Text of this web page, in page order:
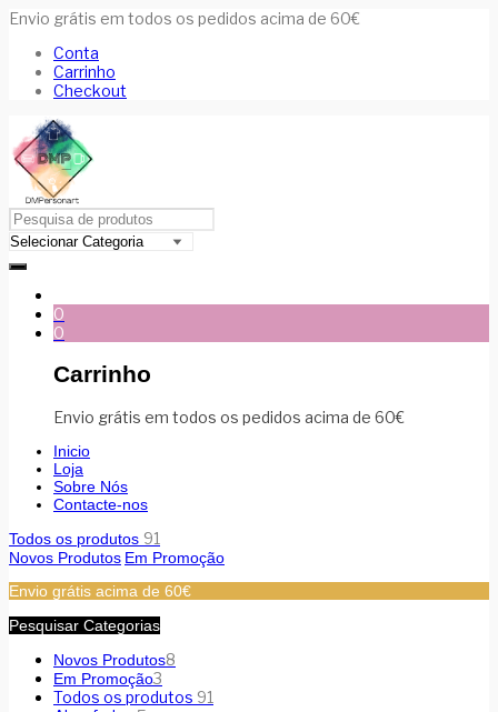
Envio grátis em todos os pedidos acima de 60€
Conta
Carrinho
Checkout
0
0
Carrinho
Envio grátis em todos os pedidos acima de 60€
Inicio
Loja
Sobre Nós
Contacte-nos
Todos os produtos 91
Novos Produtos Em Promoção
Envio grátis acima de 60€
Pesquisar Categorias
Novos Produtos8
Em Promoção3
Todos os produtos 91